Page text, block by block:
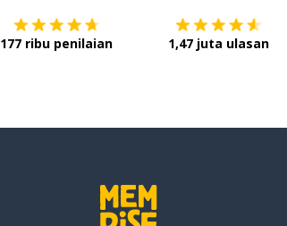
177 ribu penilaian 1,47 juta ulasan